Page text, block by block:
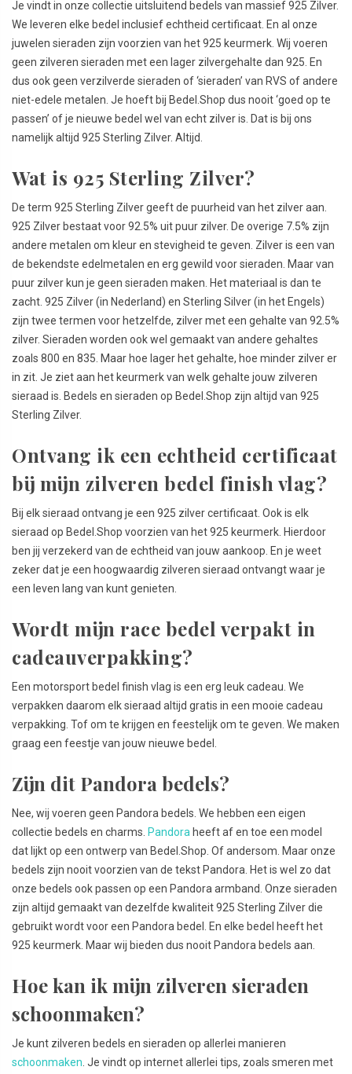
Je vindt in onze collectie uitsluitend bedels van massief 925 Zilver.
We leveren elke bedel inclusief echtheid certificaat. En al onze
juwelen sieraden zijn voorzien van het 925 keurmerk. Wij voeren
geen zilveren sieraden met een lager zilvergehalte dan 925. En
dus ook geen verzilverde sieraden of ‘sieraden’ van RVS of andere
niet-edele metalen. Je hoeft bij Bedel.Shop dus nooit ‘goed op te
passen’ of je nieuwe bedel wel van echt zilver is. Dat is bij ons
namelijk altijd 925 Sterling Zilver. Altijd.
Wat is 925 Sterling Zilver?
De term 925 Sterling Zilver geeft de puurheid van het zilver aan.
925 Zilver bestaat voor 92.5% uit puur zilver. De overige 7.5% zijn
andere metalen om kleur en stevigheid te geven. Zilver is een van
de bekendste edelmetalen en erg gewild voor sieraden. Maar van
puur zilver kun je geen sieraden maken. Het materiaal is dan te
zacht. 925 Zilver (in Nederland) en Sterling Silver (in het Engels)
zijn twee termen voor hetzelfde, zilver met een gehalte van 92.5%
zilver. Sieraden worden ook wel gemaakt van andere gehaltes
zoals 800 en 835. Maar hoe lager het gehalte, hoe minder zilver er
in zit. Je ziet aan het keurmerk van welk gehalte jouw zilveren
sieraad is. Bedels en sieraden op Bedel.Shop zijn altijd van 925
Sterling Zilver.
Ontvang ik een echtheid certificaat
bij mijn zilveren bedel finish vlag?
Bij elk sieraad ontvang je een 925 zilver certificaat. Ook is elk
sieraad op Bedel.Shop voorzien van het 925 keurmerk. Hierdoor
ben jij verzekerd van de echtheid van jouw aankoop. En je weet
zeker dat je een hoogwaardig zilveren sieraad ontvangt waar je
een leven lang van kunt genieten.
Wordt mijn race bedel verpakt in
cadeauverpakking?
Een motorsport bedel finish vlag is een erg leuk cadeau. We
verpakken daarom elk sieraad altijd gratis in een mooie cadeau
verpakking. Tof om te krijgen en feestelijk om te geven. We maken
graag een feestje van jouw nieuwe bedel.
Zijn dit Pandora bedels?
Nee, wij voeren geen Pandora bedels. We hebben een eigen
collectie bedels en charms. Pandora heeft af en toe een model
dat lijkt op een ontwerp van Bedel.Shop. Of andersom. Maar onze
bedels zijn nooit voorzien van de tekst Pandora. Het is wel zo dat
onze bedels ook passen op een Pandora armband. Onze sieraden
zijn altijd gemaakt van dezelfde kwaliteit 925 Sterling Zilver die
gebruikt wordt voor een Pandora bedel. En elke bedel heeft het
925 keurmerk. Maar wij bieden dus nooit Pandora bedels aan.
Hoe kan ik mijn zilveren sieraden
schoonmaken?
Je kunt zilveren bedels en sieraden op allerlei manieren
schoonmaken. Je vindt op internet allerlei tips, zoals smeren met